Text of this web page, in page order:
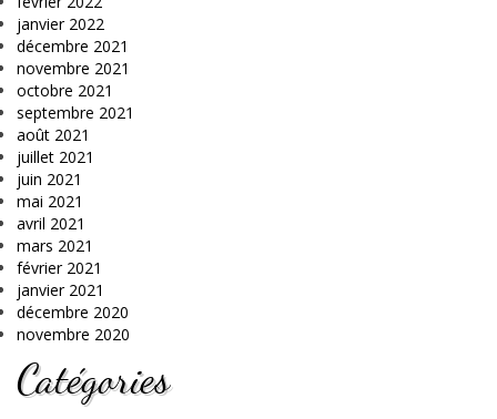
janvier 2022
décembre 2021
novembre 2021
octobre 2021
septembre 2021
août 2021
juillet 2021
juin 2021
mai 2021
avril 2021
mars 2021
février 2021
janvier 2021
décembre 2020
novembre 2020
Catégories